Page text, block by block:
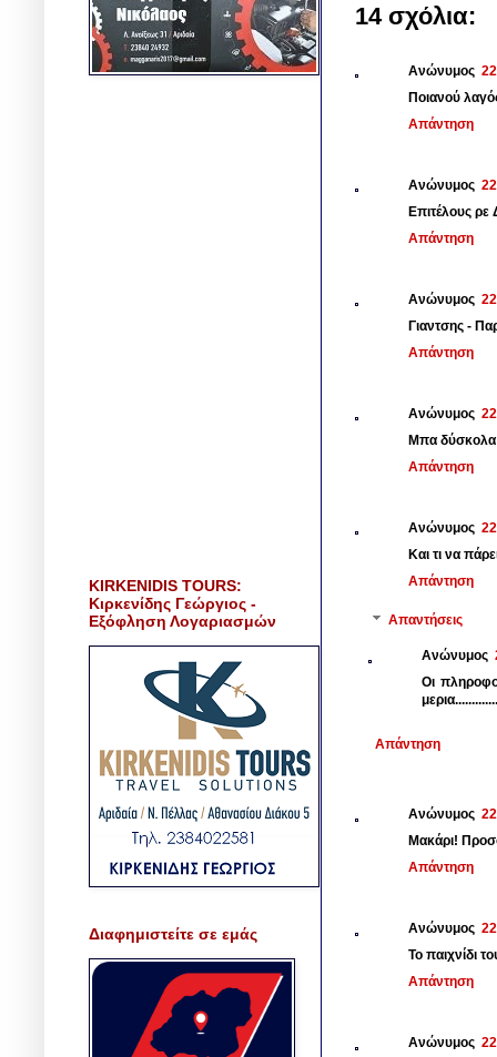
14 σχόλια:
Ανώνυμος
Ποιανού
Απάντηση
Ανώνυμος
Επιτέλους ρε
Απάντηση
Ανώνυμος
Γιαντσης -
Απάντηση
Ανώνυμος
Μπα δύσκολα
Απάντηση
Ανώνυμος
Και τι να
Απάντηση
Απαντήσεις
Ανώνυμος
Οι
Απάντηση
Ανώνυμος
Μακάρι!
Απάντηση
Ανώνυμος
Το παιχνίδι
Απάντηση
Ανώνυμος
KIRKENIDIS TOURS:
Κιρκενίδης Γεώργιος -
Εξόφληση Λογαριασμών
Διαφημιστείτε σε εμάς